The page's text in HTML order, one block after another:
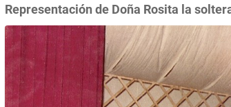
Representación de Doña Rosita la